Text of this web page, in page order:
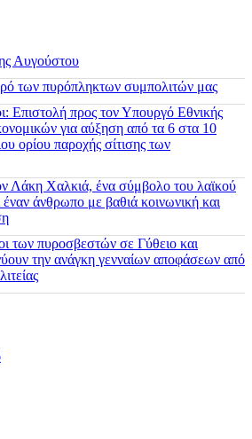
Αυγούστου
των πυρόπληκτων συμπολιτών μας
Επιστολή προς τον Υπουργό Εθνικής
για αύξηση από τα 6 στα 10
ορίου παροχής σίτισης των
Λάκη Χαλκιά, ένα σύμβολο του λαϊκού
έναν άνθρωπο με βαθιά κοινωνική και
των πυροσβεστών σε Γύθειο και
την ανάγκη γενναίων αποφάσεων από